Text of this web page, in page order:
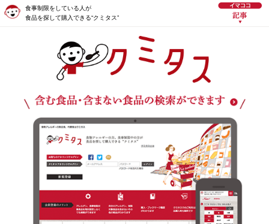
食事制限をしている人が
食品を探して購入できる“クミタス”